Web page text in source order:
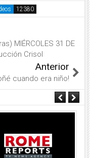
MIÉRCOLES 31 DE
Crisol
Anterior
cuando era niño!